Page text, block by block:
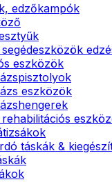
edzőkampók
eszközök
eszközök
rehabilitációs
táskák &